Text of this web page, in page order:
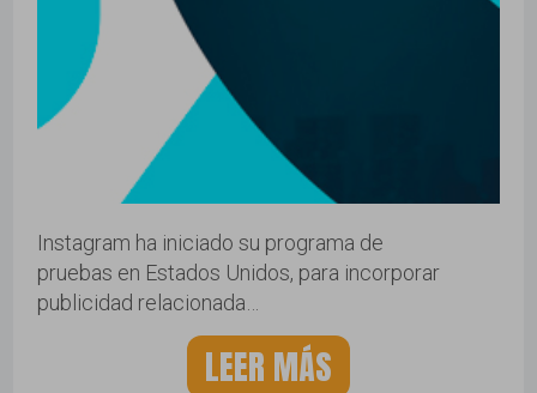
Instagram ha iniciado su programa de
pruebas en Estados Unidos, para incorporar
publicidad relacionada…
LEER MÁS